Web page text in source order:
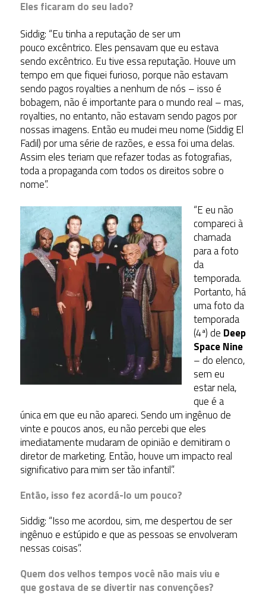
Eles ficaram do seu lado?
Siddig: “Eu tinha a reputação de ser um
pouco excêntrico. Eles pensavam que eu estava
sendo excêntrico. Eu tive essa reputação. Houve um
tempo em que fiquei furioso, porque não estavam
sendo pagos royalties a nenhum de nós – isso é
bobagem, não é importante para o mundo real – mas,
royalties, no entanto, não estavam sendo pagos por
nossas imagens. Então eu mudei meu nome (Siddig El
Fadil) por uma série de razões, e essa foi uma delas.
Assim eles teriam que refazer todas as fotografias,
toda a propaganda com todos os direitos sobre o
nome”.
“E eu não
compareci à
chamada
para a foto
da
temporada.
Portanto, há
uma foto da
temporada
(4ª) de Deep
Space Nine
– do elenco,
sem eu
estar nela,
que é a
única em que eu não apareci. Sendo um ingênuo de
vinte e poucos anos, eu não percebi que eles
imediatamente mudaram de opinião e demitiram o
diretor de marketing. Então, houve um impacto real
significativo para mim ser tão infantil”.
Então, isso fez acordá-lo um pouco?
Siddig: “Isso me acordou, sim, me despertou de ser
ingênuo e estúpido e que as pessoas se envolveram
nessas coisas”.
Quem dos velhos tempos você não mais viu e
que gostava de se divertir nas convenções?